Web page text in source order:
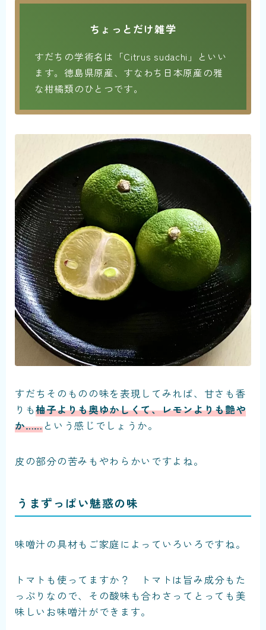
ちょっとだけ雑学
すだちの学術名は「Citrus sudachi」といい
ます。徳島県原産、すなわち日本原産の雅
な柑橘類のひとつです。
すだちそのものの味を表現してみれば、甘さも香
りも柚子よりも奥ゆかしくて、レモンよりも艶や
か……という感じでしょうか。
皮の部分の苦みもやわらかいですよね。
うまずっぱい魅惑の味
味噌汁の具材もご家庭によっていろいろですね。
トマトも使ってますか？ トマトは旨み成分もた
っぷりなので、その酸味も合わさってとっても美
味しいお味噌汁ができます。